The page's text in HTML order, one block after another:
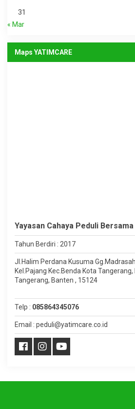
31
« Mar
Maps YATIMCARE
Yayasan Cahaya Peduli Bersama
Tahun Berdiri : 2017
Jl.Halim Perdana Kusuma
Kel.Pajang Kec.Benda Kota
Tangerang, Banten , 15124
Telp : 085864345076
Email : peduli@yatimcare.co.id